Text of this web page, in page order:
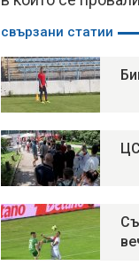
свързани статии